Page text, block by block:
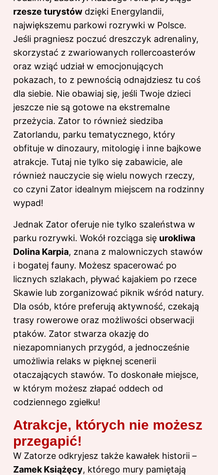
rzesze turystów dzięki Energylandii,
największemu parkowi rozrywki w Polsce.
Jeśli pragniesz poczuć dreszczyk adrenaliny,
skorzystać z zwariowanych rollercoasterów
oraz wziąć udział w emocjonujących
pokazach, to z pewnością odnajdziesz tu coś
dla siebie. Nie obawiaj się, jeśli Twoje dzieci
jeszcze nie są gotowe na ekstremalne
przeżycia. Zator to również siedziba
Zatorlandu, parku tematycznego, który
obfituje w dinozaury, mitologię i inne bajkowe
atrakcje. Tutaj nie tylko się zabawicie, ale
również nauczycie się wielu nowych rzeczy,
co czyni Zator idealnym miejscem na rodzinny
wypad!
Jednak Zator oferuje nie tylko szaleństwa w
parku rozrywki. Wokół rozciąga się urokliwa
Dolina Karpia, znana z malowniczych stawów
i bogatej fauny. Możesz spacerować po
licznych szlakach, pływać kajakiem po rzece
Skawie lub zorganizować piknik wśród natury.
Dla osób, które preferują aktywność, czekają
trasy rowerowe oraz możliwości obserwacji
ptaków. Zator stwarza okazję do
niezapomnianych przygód, a jednocześnie
umożliwia relaks w pięknej scenerii
otaczających stawów. To doskonałe miejsce,
w którym możesz złapać oddech od
codziennego zgiełku!
Atrakcje, których nie możesz
przegapić!
W Zatorze odkryjesz także kawałek historii –
Zamek Książęcy, którego mury pamiętają